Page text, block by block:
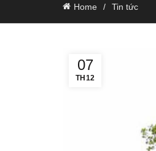
Home Tin tức
07
TH12